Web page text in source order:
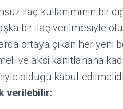
ilaç kullanımının bir
bir ilaç verilmesiyle
ortaya çıkan her yeni
ve aksi kanıtlanana
olduğu kabul
verilebilir: